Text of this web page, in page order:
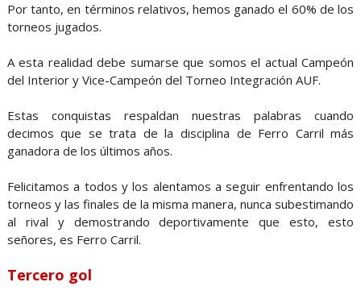
Por tanto, en términos relativos, hemos ganado el 60% de los
torneos jugados.
A esta realidad debe sumarse que somos el actual Campeón
del Interior y Vice-Campeón del Torneo Integración AUF.
Estas conquistas respaldan nuestras palabras cuando
decimos que se trata de la disciplina de Ferro Carril más
ganadora de los últimos años.
Felicitamos a todos y los alentamos a seguir enfrentando los
torneos y las finales de la misma manera, nunca subestimando
al rival y demostrando deportivamente que esto, esto
señores, es Ferro Carril.
Tercero gol